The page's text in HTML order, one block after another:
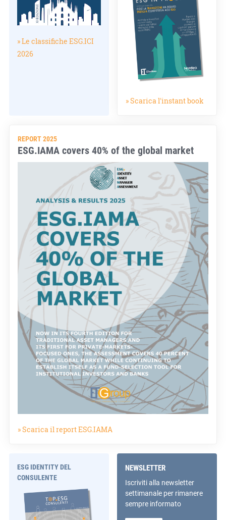
» Le classifiche ESG.ICI
2026
» Scarica l'instant book
REPORT 2025
ESG.IAMA covers 40% of the global market
» Scarica il report ESG.IAMA
ESG IDENTITY DEL
CONSULENTE
NEWSLETTER
Iscriviti alla newsletter
settimanale per rimanere
sempre informato